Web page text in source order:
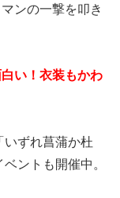
ンの一撃を叩き
い！衣装もかわ
いずれ菖蒲か杜
ントも開催中。